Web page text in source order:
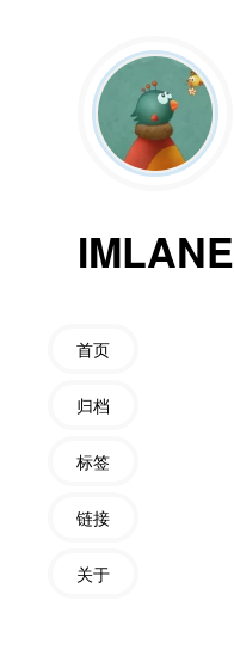
IMLANE
首页
归档
标签
链接
关于